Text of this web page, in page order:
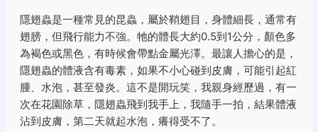
隱翅蟲是一種常見的昆蟲，屬於鞘翅目，身體細長，通常有
翅膀，但飛行能力不強。牠的體長大約0.5到1公分，顏色多
為褐色或黑色，有時候會帶點金屬光澤。最讓人擔心的是，
隱翅蟲的體液含有毒素，如果不小心碰到皮膚，可能引起紅
腫、水泡，甚至發炎。這不是開玩笑，我親身經歷過，有一
次在花園除草，隱翅蟲飛到我手上，我隨手一拍，結果體液
沾到皮膚，第二天就起水泡，癢得受不了。